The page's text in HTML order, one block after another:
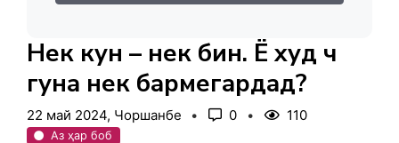
Некӣ кунӣ – некӣ бинӣ. Ё худ чӣ
гуна некӣ бармегардад?
22 май 2024, Чоршанбе 0 110
Аз ҳар боб